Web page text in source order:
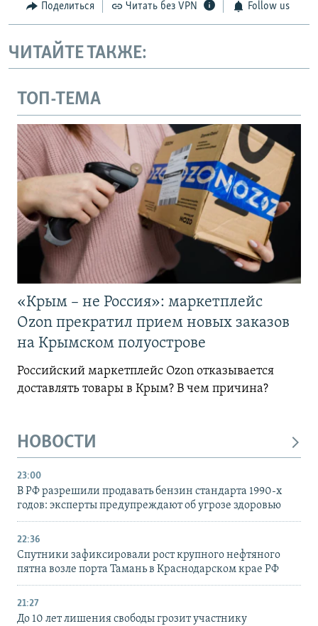
Поделиться Читать без VPN Follow us
ЧИТАЙТЕ ТАКЖЕ:
ТОП-ТЕМА
«Крым – не Россия»: маркетплейс
Ozon прекратил прием новых заказов
на Крымском полуострове
Российский маркетплейс Ozon отказывается
доставлять товары в Крым? В чем причина?
НОВОСТИ
23:00
В РФ разрешили продавать бензин стандарта 1990-х
годов: эксперты предупреждают об угрозе здоровью
22:36
Спутники зафиксировали рост крупного нефтяного
пятна возле порта Тамань в Краснодарском крае РФ
21:27
До 10 лет лишения свободы грозит участнику